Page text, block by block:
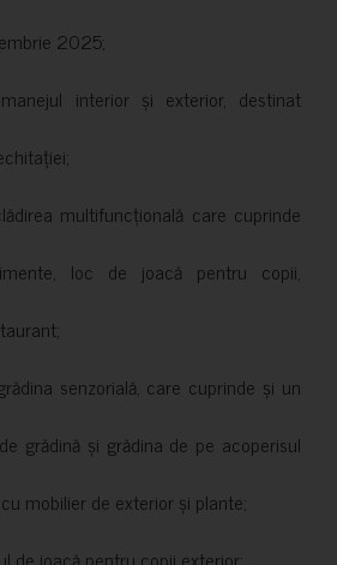
2025;
interior și exterior, destinat
multifuncțională care cuprinde
loc de joacă pentru copii,
senzorială, care cuprinde și un
grădină și grădina de pe acoperisul
mobilier de exterior și plante;